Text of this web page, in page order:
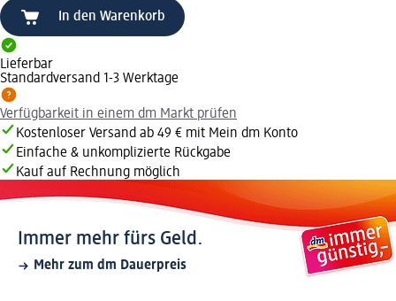
In den Warenkorb
Lieferbar
Standardversand 1-3 Werktage
Verfügbarkeit in einem dm Markt prüfen
Kostenloser Versand ab 49 € mit Mein dm Konto
Einfache & unkomplizierte Rückgabe
Kauf auf Rechnung möglich
Immer mehr fürs Geld.
Mehr zum dm Dauerpreis